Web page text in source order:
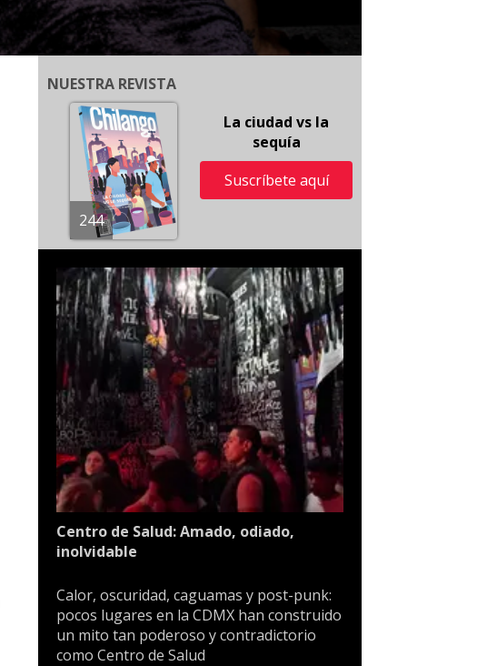
NUESTRA REVISTA
244
La ciudad vs la
sequía
Suscríbete aquí
Centro de Salud: Amado, odiado,
inolvidable
Calor, oscuridad, caguamas y post-punk:
pocos lugares en la CDMX han construido
un mito tan poderoso y contradictorio
como Centro de Salud